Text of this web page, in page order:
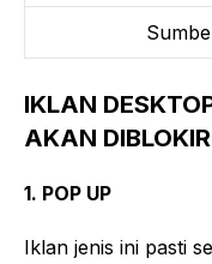
IKLAN
AKAN DIBLOKIR
1. POP UP
Iklan jenis ini pasti